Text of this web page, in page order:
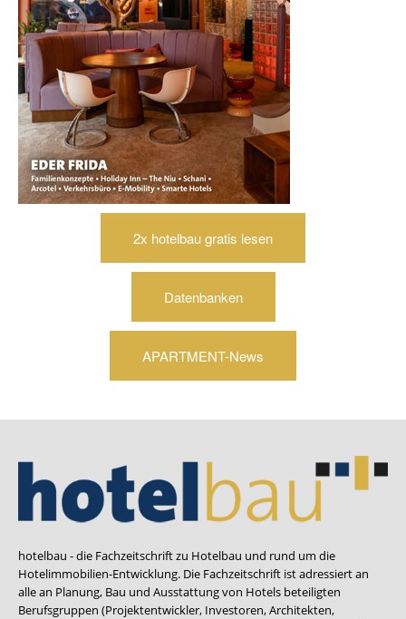
2x hotelbau gratis lesen
Datenbanken
APARTMENT-News
hotelbau - die Fachzeitschrift zu Hotelbau und rund um die
Hotelimmobilien-Entwicklung. Die Fachzeitschrift ist adressiert an
alle an Planung, Bau und Ausstattung von Hotels beteiligten
Berufsgruppen (Projektentwickler, Investoren, Architekten,